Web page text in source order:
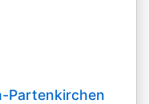
Partenkirchen